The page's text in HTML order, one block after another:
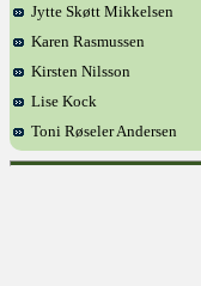
Jytte Skøtt Mikkelsen
Karen Rasmussen
Kirsten Nilsson
Lise Kock
Toni Røseler Andersen